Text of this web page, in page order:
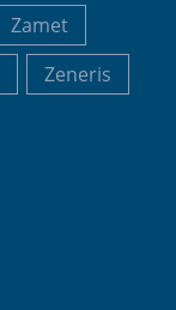
Zamet
Zeneris